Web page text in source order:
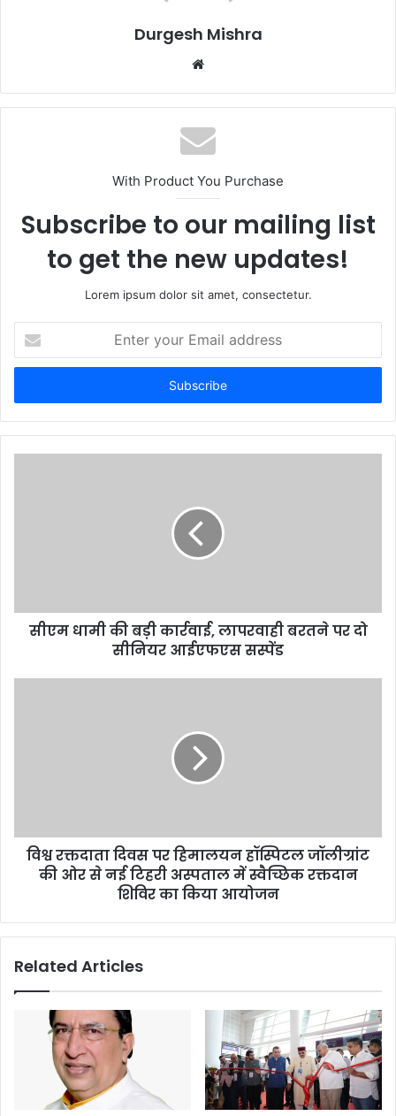
Durgesh Mishra
Website
With Product You Purchase
Subscribe to our mailing list
to get the new updates!
Lorem ipsum dolor sit amet, consectetur.
your
Email
सीएम धामी की बड़ी कार्रवाई, लापरवाही बरतने पर दो
सीनियर आईएफएस सस्पेंड
विश्व रक्तदाता दिवस पर हिमालयन हॉस्पिटल जॉलीग्रांट
की ओर से नई टिहरी अस्पताल में स्वैच्छिक रक्तदान
शिविर का किया आयोजन
Related Articles